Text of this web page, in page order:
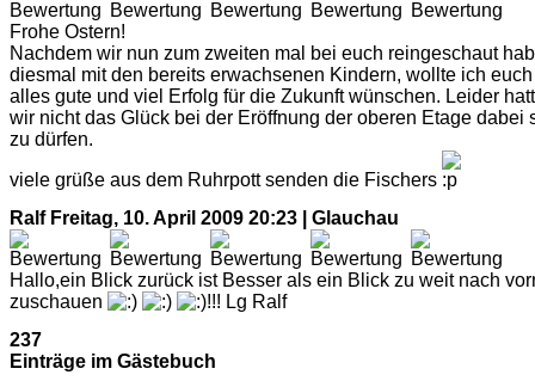
Frohe Ostern!
Nachdem wir nun zum zweiten mal bei euch reingeschaut
diesmal mit den bereits erwachsenen Kindern, wollte ich euch
alles gute und viel Erfolg für die Zukunft wünschen. Leider
wir nicht das Glück bei der Eröffnung der oberen Etage dabei
zu dürfen.
viele grüße aus dem Ruhrpott senden die Fischers
Ralf Freitag, 10. April 2009 20:23 | Glauchau
Hallo,ein Blick zurück ist Besser als ein Blick zu weit nach
zuschauen
!!! Lg Ralf
237
Einträge im Gästebuch